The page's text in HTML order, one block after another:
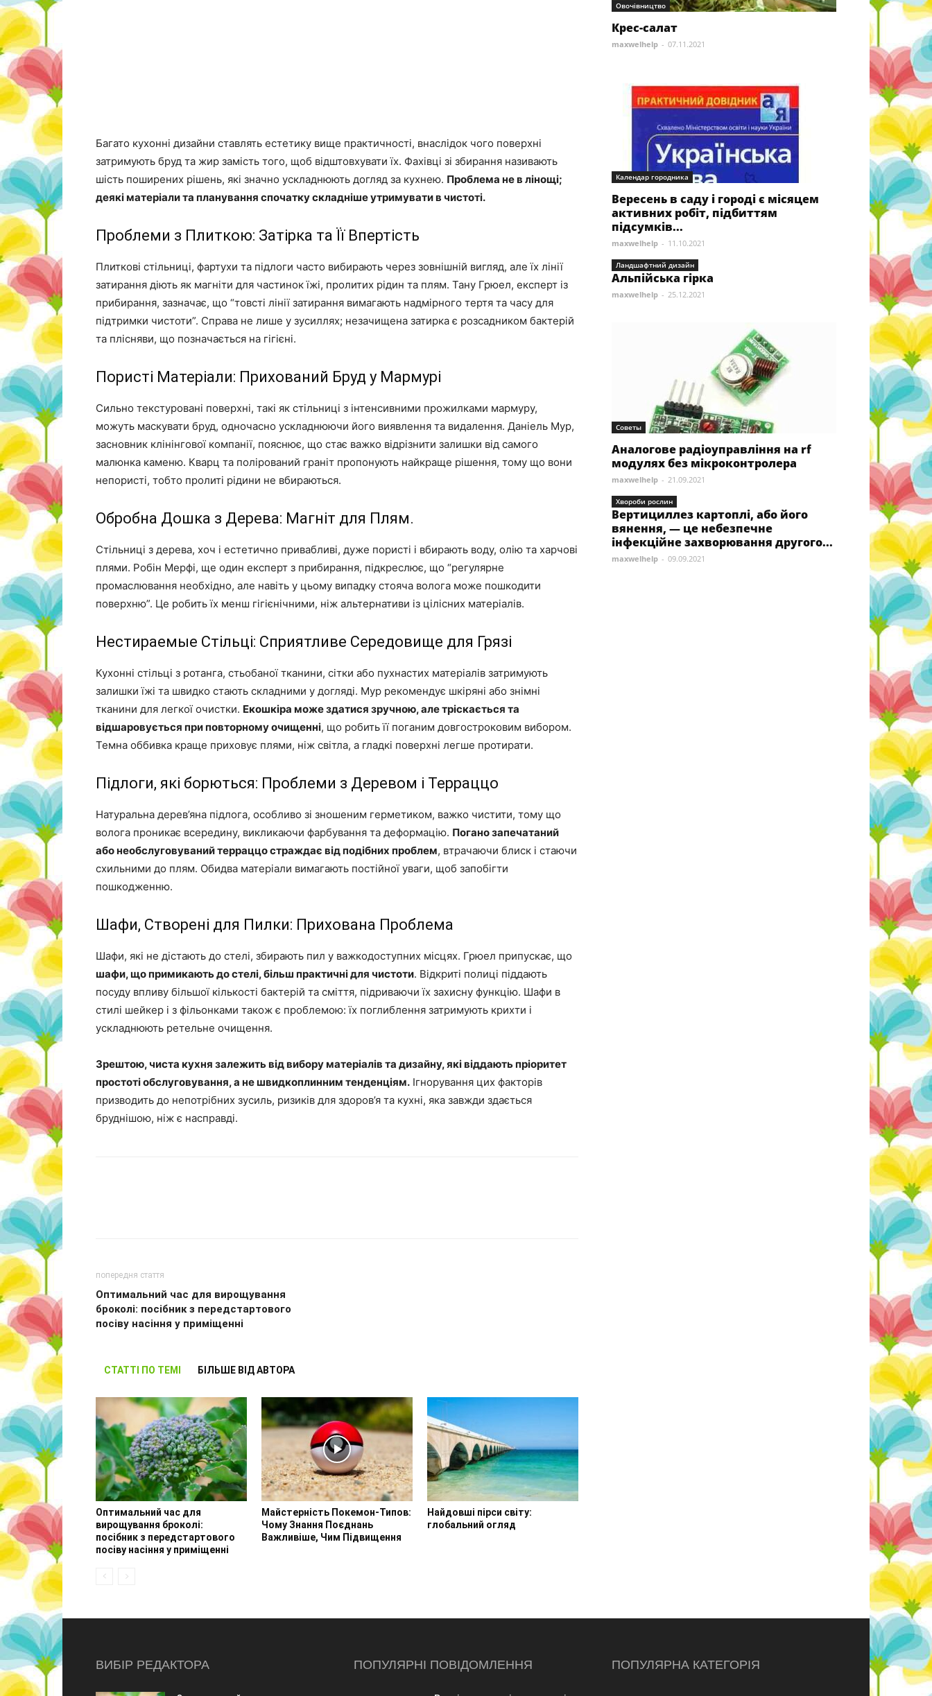
Багато кухонні дизайни ставлять естетику вище практичності, внаслідок чого поверхні
затримують бруд та жир замість того, щоб відштовхувати їх. Фахівці зі збирання називають
шість поширених рішень, які значно ускладнюють догляд за кухнею. Проблема не в лінощі;
деякі матеріали та планування спочатку складніше утримувати в чистоті.
Проблеми з Плиткою: Затірка та Її Впертість
Плиткові стільниці, фартухи та підлоги часто вибирають через зовнішній вигляд, але їх лінії
затирання діють як магніти для частинок їжі, пролитих рідин та плям. Тану Грюел, експерт із
прибирання, зазначає, що “товсті лінії затирання вимагають надмірного тертя та часу для
підтримки чистоти”. Справа не лише у зусиллях; незачищена затирка є розсадником бактерій
та плісняви, що позначається на гігієні.
Пористі Матеріали: Прихований Бруд у Мармурі
Сильно текстуровані поверхні, такі як стільниці з інтенсивними прожилками мармуру,
можуть маскувати бруд, одночасно ускладнюючи його виявлення та видалення. Даніель Мур,
засновник клінінгової компанії, пояснює, що стає важко відрізнити залишки від самого
малюнка каменю. Кварц та полірований граніт пропонують найкраще рішення, тому що вони
непористі, тобто пролиті рідини не вбираються.
Обробна Дошка з Дерева: Магніт для Плям.
Стільниці з дерева, хоч і естетично привабливі, дуже пористі і вбирають воду, олію та харчові
плями. Робін Мерфі, ще один експерт з прибирання, підкреслює, що “регулярне
промаслювання необхідно, але навіть у цьому випадку стояча волога може пошкодити
поверхню”. Це робить їх менш гігієнічними, ніж альтернативи із цілісних матеріалів.
Нестираемые Стільці: Сприятливе Середовище для Грязі
Кухонні стільці з ротанга, стьобаної тканини, сітки або пухнастих матеріалів затримують
залишки їжі та швидко стають складними у догляді. Мур рекомендує шкіряні або знімні
тканини для легкої очистки. Екошкіра може здатися зручною, але тріскається та
відшаровується при повторному очищенні, що робить її поганим довгостроковим вибором.
Темна оббивка краще приховує плями, ніж світла, а гладкі поверхні легше протирати.
Підлоги, які борються: Проблеми з Деревом і Терраццо
Натуральна дерев’яна підлога, особливо зі зношеним герметиком, важко чистити, тому що
волога проникає всередину, викликаючи фарбування та деформацію. Погано запечатаний
або необслуговуваний терраццо страждає від подібних проблем, втрачаючи блиск і стаючи
схильними до плям. Обидва матеріали вимагають постійної уваги, щоб запобігти
пошкодженню.
Шафи, Створені для Пилки: Прихована Проблема
Шафи, які не дістають до стелі, збирають пил у важкодоступних місцях. Грюел припускає, що
шафи, що примикають до стелі, більш практичні для чистоти. Відкриті полиці піддають
посуду впливу більшої кількості бактерій та сміття, підриваючи їх захисну функцію. Шафи в
стилі шейкер і з фільонками також є проблемою: їх поглиблення затримують крихти і
ускладнюють ретельне очищення.
Зрештою, чиста кухня залежить від вибору матеріалів та дизайну, які віддають пріоритет
простоті обслуговування, а не швидкоплинним тенденціям. Ігнорування цих факторів
призводить до непотрібних зусиль, ризиків для здоров’я та кухні, яка завжди здається
бруднішою, ніж є насправді.
попередня стаття
Оптимальний час для вирощування
броколі: посібник з передстартового
посіву насіння у приміщенні
СТАТТІ ПО ТЕМІ БІЛЬШЕ ВІД АВТОРА
Оптимальний час для
вирощування броколі:
посібник з передстартового
посіву насіння у приміщенні
Майстерність Покемон-Типов:
Чому Знання Поєднань
Важливіше, Чим Підвищення
Найдовші пірси світу:
глобальний огляд
Овочівництво
Крес-салат
maxwelhelp - 07.11.2021
Календар городника
Вересень в саду і городі є місяцем
активних робіт, підбиттям
підсумків...
maxwelhelp - 11.10.2021
Ландшафтний дизайн
Альпійська гірка
maxwelhelp - 25.12.2021
Советы
Аналогове радіоуправління на rf
модулях без мікроконтролера
maxwelhelp - 21.09.2021
Хвороби рослин
Вертициллез картоплі, або його
вянення, — це небезпечне
інфекційне захворювання другого...
maxwelhelp - 09.09.2021
ВИБІР РЕДАКТОРА ПОПУЛЯРНІ ПОВІДОМЛЕННЯ ПОПУЛЯРНА КАТЕГОРІЯ